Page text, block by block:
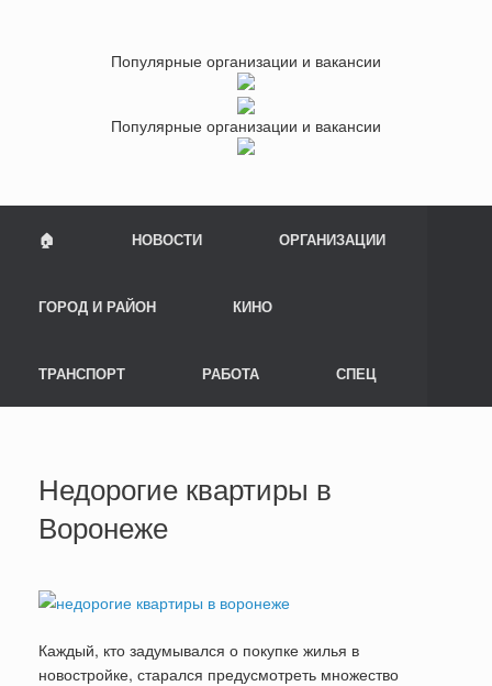
Популярные организации и вакансии
Популярные организации и вакансии
🏠 НОВОСТИ ОРГАНИЗАЦИИ
ГОРОД И РАЙОН КИНО
ТРАНСПОРТ РАБОТА СПЕЦ
Недорогие квартиры в
Воронеже
Каждый, кто задумывался о покупке жилья в
новостройке, старался предусмотреть множество